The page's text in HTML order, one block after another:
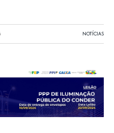
NOTÍCIAS